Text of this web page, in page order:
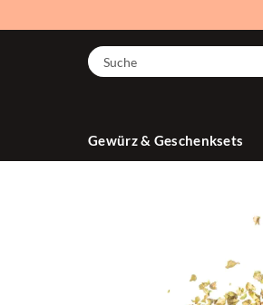
Gewürz & Geschenksets